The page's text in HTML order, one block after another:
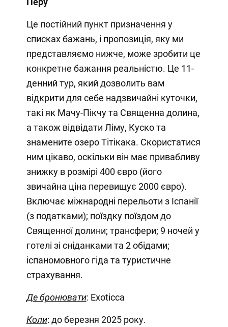
Це постійний пункт призначення у
списках бажань, і пропозиція, яку ми
представляємо нижче, може зробити це
конкретне бажання реальністю. Це 11-
денний тур, який дозволить вам
відкрити для себе надзвичайні куточки,
такі як Мачу-Пікчу та Священна долина,
а також відвідати Ліму, Куско та
знамените озеро Тітікака. Скористатися
ним цікаво, оскільки він має привабливу
знижку в розмірі 400 євро (його
звичайна ціна перевищує 2000 євро).
Включає міжнародні перельоти з Іспанії
(з податками); поїздку поїздом до
Священної долини; трансфери; 9 ночей у
готелі зі сніданками та 2 обідами;
іспаномовного гіда та туристичне
страхування.
Де бронювати: Exoticca
Коли: до березня 2025 року.